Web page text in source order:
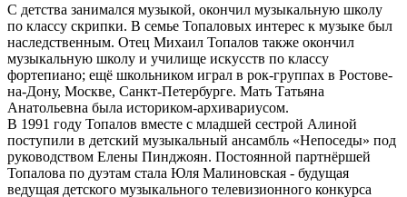
С детства занимался музыкой, окончил музыкальную школу
по классу скрипки. В семье Топаловых интерес к музыке был
наследственным. Отец Михаил Топалов также окончил
музыкальную школу и училище искусств по классу
фортепиано; ещё школьником играл в рок-группах в Ростове-
на-Дону, Москве, Санкт-Петербурге. Мать Татьяна
Анатольевна была историком-архивариусом.
В 1991 году Топалов вместе с младшей сестрой Алиной
поступили в детский музыкальный ансамбль «Непоседы» под
руководством Елены Пинджоян. Постоянной партнёршей
Топалова по дуэтам стала Юля Малиновская - будущая
ведущая детского музыкального телевизионного конкурса